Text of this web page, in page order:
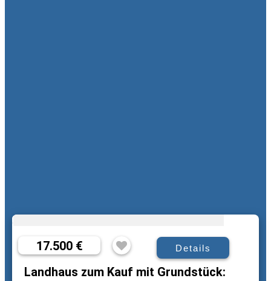
17.500 € Details
Landhaus zum Kauf mit Grundstück: